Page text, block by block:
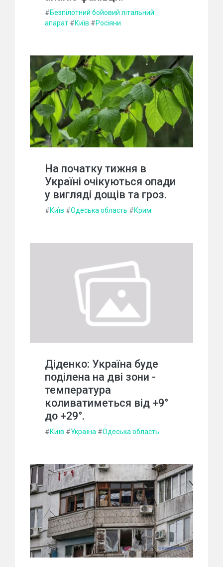
#Безпілотний бойовий літальний
апарат #Київ #Росіяни
На початку тижня в
Україні очікуються опади
у вигляді дощів та гроз.
#Київ #Одеська область #Крим
Діденко: Україна буде
поділена на дві зони -
температура
коливатиметься від +9°
до +29°.
#Київ #Україна #Одеська область